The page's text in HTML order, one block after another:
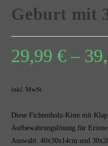
Geburt mit
29,99€ –
inkl. MwSt.
Diese Fichtenholz-Kiste mit
Aufbewahrungslösung für
Auswahl: 40x30x14cm und